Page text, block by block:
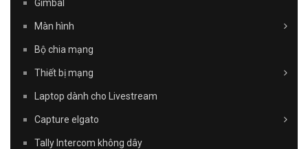
Gimbal
Màn hình
Bộ chia mạng
Thiết bị mạng
Laptop dành cho Livestream
Capture elgato
Tally Intercom không dây